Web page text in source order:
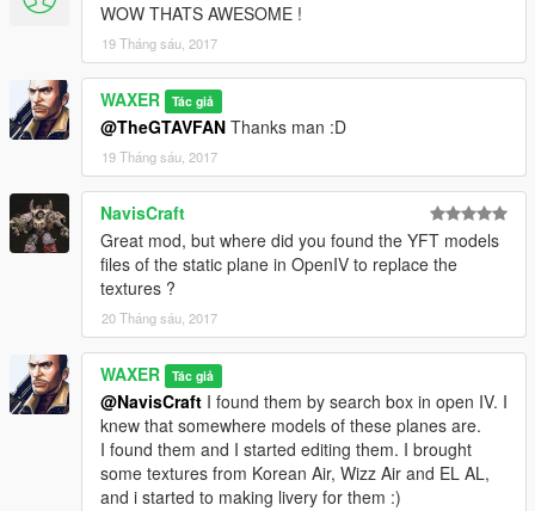
WOW THATS AWESOME !
19 Tháng sáu, 2017
WAXER Tác giả
@TheGTAVFAN Thanks man :D
19 Tháng sáu, 2017
NavisCraft
Great mod, but where did you found the YFT models
files of the static plane in OpenIV to replace the
textures ?
20 Tháng sáu, 2017
WAXER Tác giả
@NavisCraft I found them by search box in open IV. I
knew that somewhere models of these planes are.
I found them and I started editing them. I brought
some textures from Korean Air, Wizz Air and EL AL,
and i started to making livery for them :)